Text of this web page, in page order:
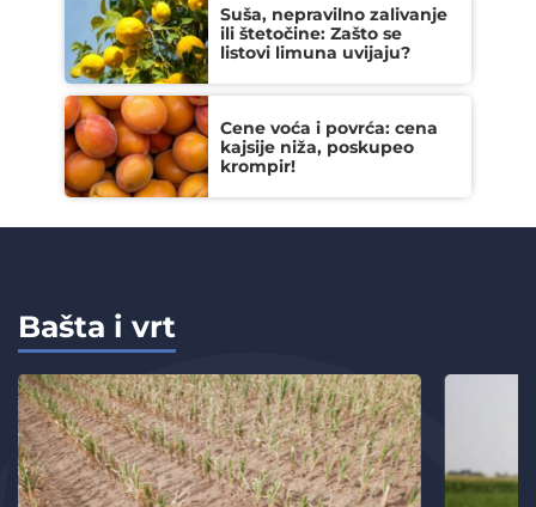
Suša, nepravilno zalivanje
ili štetočine: Zašto se
listovi limuna uvijaju?
Cene voća i povrća: cena
kajsije niža, poskupeo
krompir!
Bašta i vrt